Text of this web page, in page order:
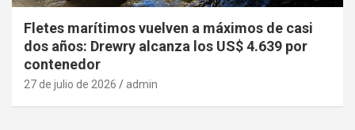
Fletes marítimos vuelven a máximos de casi
dos años: Drewry alcanza los US$ 4.639 por
contenedor
27 de julio de 2026 admin